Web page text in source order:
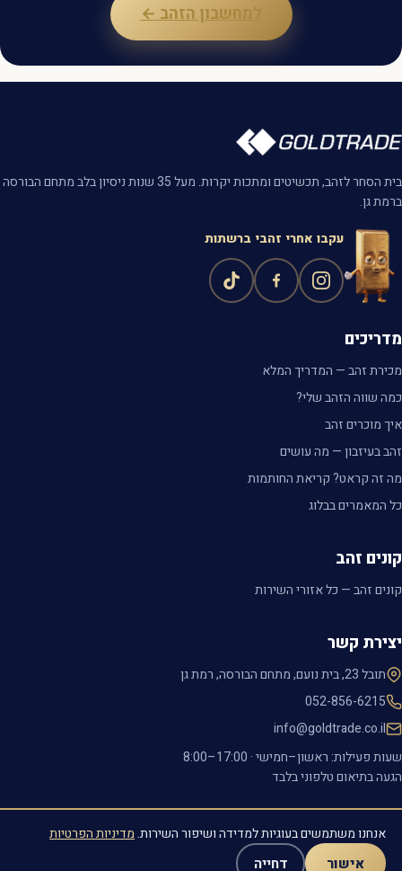
למחשבון הזהב ←
בית הסחר לזהב, תכשיטים ומתכות יקרות. מעל 35 שנות ניסיון בלב מתחם הבורסה
ברמת גן.
עקבו אחרי זהבי ברשתות
מדריכים
מכירת זהב — המדריך המלא
כמה שווה הזהב שלי?
איך מוכרים זהב
זהב בעיזבון — מה עושים
מה זה קראט? קריאת החותמות
כל המאמרים בבלוג
קונים זהב
קונים זהב — כל אזורי השירות
יצירת קשר
תובל 23, בית נועם, מתחם הבורסה, רמת גן
052-856-6215
info@goldtrade.co.il
שעות פעילות: ראשון–חמישי · 8:00–17:00
הגעה בתיאום טלפוני בלבד
אנחנו משתמשים בעוגיות למדידה ושיפור השירות.מדיניות הפרטיות
אישור דחייה